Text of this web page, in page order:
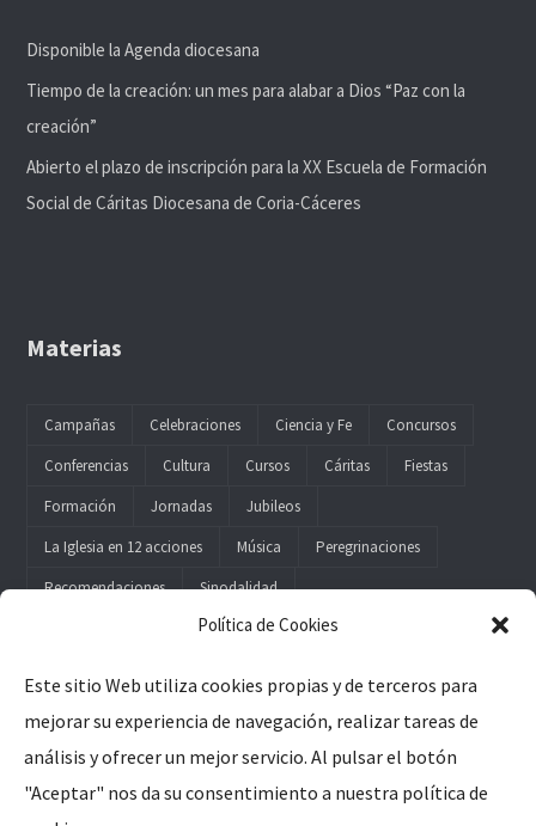
Política de Cookies
Este sitio Web utiliza cookies propias y de terceros para
mejorar su experiencia de navegación, realizar tareas de
análisis y ofrecer un mejor servicio. Al pulsar el botón
"Aceptar" nos da su consentimiento a nuestra política de
Disponible la Agenda diocesana
Tiempo de la creación: un mes para alabar a Dios “Paz con la
creación”
Abierto el plazo de inscripción para la XX Escuela de Formación
Social de Cáritas Diocesana de Coria-Cáceres
Materias
Campañas Celebraciones Ciencia y Fe
Concursos
Conferencias
Cultura Cursos Cáritas
Fiestas
Formación
Jornadas
Jubileos
La Iglesia en 12 acciones
Música
Peregrinaciones
Recomendaciones
Sinodalidad
Legal
Aviso Legal